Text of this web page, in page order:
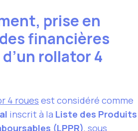
prise en
financières
rollator 4
4 roues est considéré comme
inscrit à la Liste des Produits
(LPPR), sous